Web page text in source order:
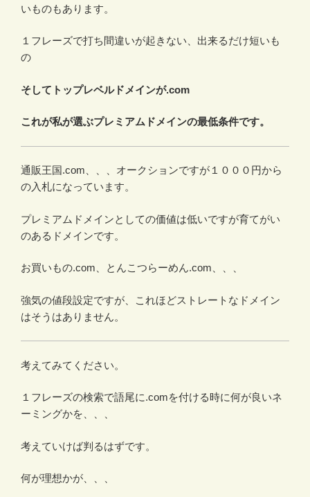
いものもあります。
１フレーズで打ち間違いが起きない、出来るだけ短いも
の
そしてトップレベルドメインが.com
これが私が選ぶプレミアムドメインの最低条件です。
通販王国.com、、、オークションですが１０００円から
の入札になっています。
プレミアムドメインとしての価値は低いですが育てがい
のあるドメインです。
お買いもの.com、とんこつらーめん.com、、、
強気の値段設定ですが、これほどストレートなドメイン
はそうはありません。
考えてみてください。
１フレーズの検索で語尾に.comを付ける時に何が良いネ
ーミングかを、、、
考えていけば判るはずです。
何が理想かが、、、